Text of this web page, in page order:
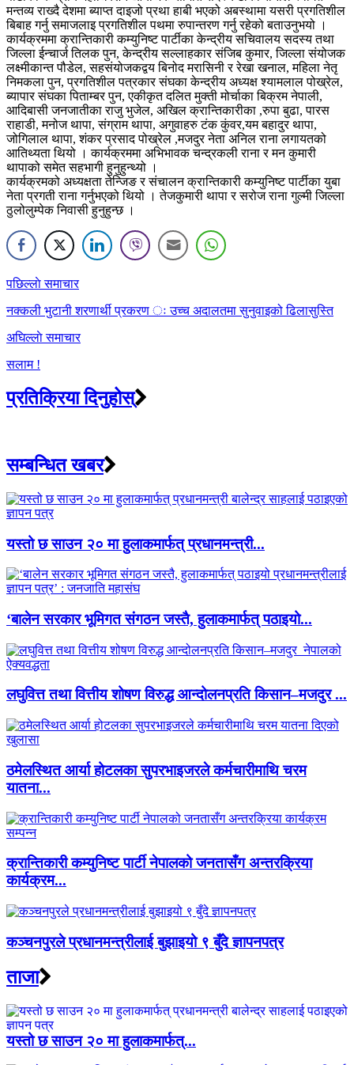
मन्तव्य राख्दै देशमा ब्याप्त दाइजो प्रथा हाबी भएको अबस्थामा यसरी प्रगतिशील
बिबाह गर्नु समाजलाइ प्रगतिशील पथमा रुपान्तरण गर्नु रहेको बताउनुभयो ।
कार्यक्रममा क्रान्तिकारी कम्युनिष्ट पार्टीका केन्द्रीय सचिवालय सदस्य तथा
जिल्ला ईन्चार्ज तिलक पुन, केन्द्रीय सल्लाहकार संजिब कुमार, जिल्ला संयोजक
लक्ष्मीकान्त पौडेल, सहसंयोजकद्वय बिनोद मरासिनी र रेखा खनाल, महिला नेतृ
निमकला पुन, प्रगतिशील पत्रकार संघका केन्द्रीय अध्यक्ष श्यामलाल पोख्रेल,
ब्यापार संघका पिताम्बर पुन, एकीकृत दलित मुक्ती मोर्चाका बिक्रम नेपाली,
आदिबासी जनजातीका राजु भुजेल, अखिल क्रान्तिकारीका ,रुपा बुढा, पारस
राहाडी, मनोज थापा, संग्राम थापा, अगुवाहरु टंक कुंवर,यम बहादुर थापा,
जोगिलाल थापा, शंकर प्रसाद पोख्रेल ,मजदुर नेता अनिल राना लगायतको
आतिथ्यता थियो । कार्यक्रममा अभिभावक चन्द्रकली राना र मन कुमारी
थापाको समेत सहभागी हुनुहुन्थ्यो ।
कार्यक्रमको अध्यक्षता तेन्जिङ र संचालन क्रान्तिकारी कम्युनिष्ट पार्टीका युबा
नेता प्रगती राना गर्नुभएको थियो । तेजकुमारी थापा र सरोज राना गुल्मी जिल्ला
ठुलोलुम्पेक निवासी हुनुहुन्छ ।
Post
navigation
पछिल्लाे समाचार
नक्कली भुटानी शरणार्थी प्रकरण ः उच्च अदालतमा सुनुवाइको ढिलासुस्ति
अघिल्लाे समाचार
सलाम !
प्रतिक्रिया दिनुहोस्
सम्बन्धित खबर
यस्तो छ साउन २० मा हुलाकमार्फत् प्रधानमन्त्री...
‘बालेन सरकार भूमिगत संगठन जस्तै, हुलाकमार्फत् पठाइयो...
लघुवित्त तथा वित्तीय शोषण विरुद्ध आन्दोलनप्रति किसान–मजदुर ...
ठमेलस्थित आर्या होटलका सुपरभाइजरले कर्मचारीमाथि चरम
यातना...
क्रान्तिकारी कम्युनिष्ट पार्टी नेपालको जनतासँग अन्तरक्रिया
कार्यक्रम...
कञ्चनपुरले प्रधानमन्त्रीलाई बुझाइयो ९ बुँदे ज्ञापनपत्र
ताजा
यस्तो छ साउन २० मा हुलाकमार्फत्...